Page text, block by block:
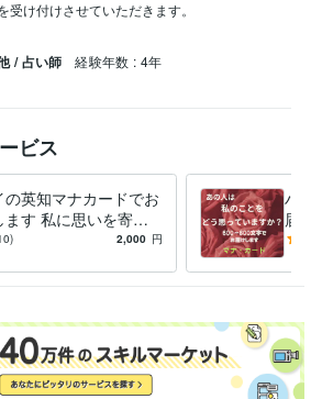
け付けさせていただきます。
/ 占い師 経験年数 : 4年
ビス
の英知マナカードでお
ます 私に思いを寄せ
はいますか？
2,000 円
ハワ
届け
とを